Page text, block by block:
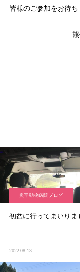
皆様のご参加をお待
熊平
熊平動物病院ブログ
初盆に行ってまいりま
2022.08.13